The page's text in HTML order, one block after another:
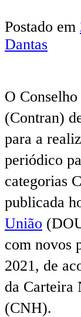
Postado em
Dantas
O
(Contran)
para a
periódico
categorias
publicada
União
com novos
2021, de
da Carteira
(CNH).